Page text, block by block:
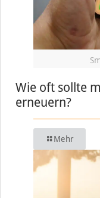
Wie oft sollte
erneuern?
Mehr